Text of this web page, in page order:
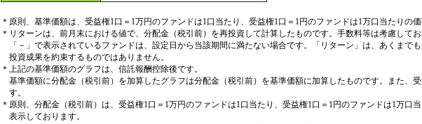
＊ 原則、基準価額は、受益権1口＝1万円のファンドは1口当たり、受益権1口＝1円のファンドは1万口当たりの価
＊ リターンは、前月末における値で、分配金（税引前）を再投資して計算したものです。手数料等は考慮してお
「－」で表示されているファンドは、設定日から当該期間に満たない場合です。「リターン」は、あくまで
投資成果を約束するものではありません。
＊ 上記の基準価額のグラフは、信託報酬控除後です。
基準価額に分配金（税引前）を加算したグラフは分配金（税引前）を基準価額に加算したものです。また、
す。
＊ 原則、分配金（税引前）は、受益権1口＝1万円のファンドは1口当たり、受益権1口＝1円のファンドは1万口
表示しております。